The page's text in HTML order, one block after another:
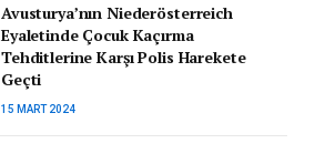
Avusturya’nın Niederösterreich
Eyaletinde Çocuk Kaçırma
Tehditlerine Karşı Polis Harekete
Geçti
15 MART 2024